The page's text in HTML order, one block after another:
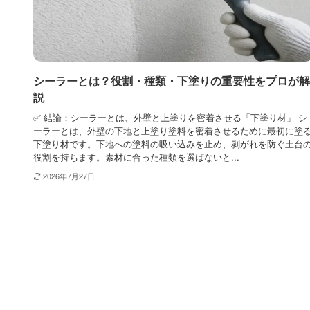
シーラーとは？役割・種類・下塗りの重要性をプロが解
説
✅ 結論：シーラーとは、外壁と上塗りを密着させる「下塗り材」 シ
ーラーとは、外壁の下地と上塗り塗料を密着させるために最初に塗
下塗り材です。下地への塗料の吸い込みを止め、剥がれを防ぐ土台
役割を持ちます。素材に合った種類を選ばないと...
2026年7月27日